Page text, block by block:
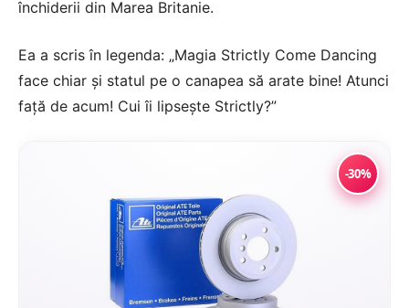
închiderii din Marea Britanie.
Ea a scris în legenda: „Magia Strictly Come Dancing
face chiar și statul pe o canapea să arate bine! Atunci
față de acum! Cui îi lipsește Strictly?”
-30%